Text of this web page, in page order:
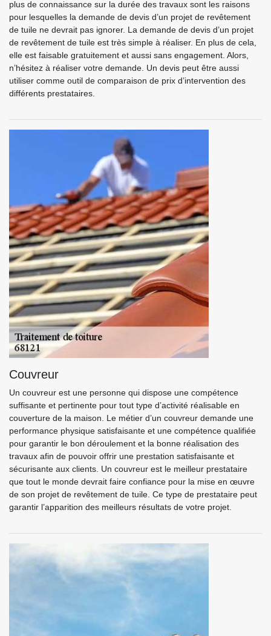
plus de connaissance sur la durée des travaux sont les raisons
pour lesquelles la demande de devis d’un projet de revêtement
de tuile ne devrait pas ignorer. La demande de devis d’un projet
de revêtement de tuile est très simple à réaliser. En plus de cela,
elle est faisable gratuitement et aussi sans engagement. Alors,
n’hésitez à réaliser votre demande. Un devis peut être aussi
utiliser comme outil de comparaison de prix d’intervention des
différents prestataires.
Couvreur
Un couvreur est une personne qui dispose une compétence
suffisante et pertinente pour tout type d’activité réalisable en
couverture de la maison. Le métier d’un couvreur demande une
performance physique satisfaisante et une compétence qualifiée
pour garantir le bon déroulement et la bonne réalisation des
travaux afin de pouvoir offrir une prestation satisfaisante et
sécurisante aux clients. Un couvreur est le meilleur prestataire
que tout le monde devrait faire confiance pour la mise en œuvre
de son projet de revêtement de tuile. Ce type de prestataire peut
garantir l’apparition des meilleurs résultats de votre projet.